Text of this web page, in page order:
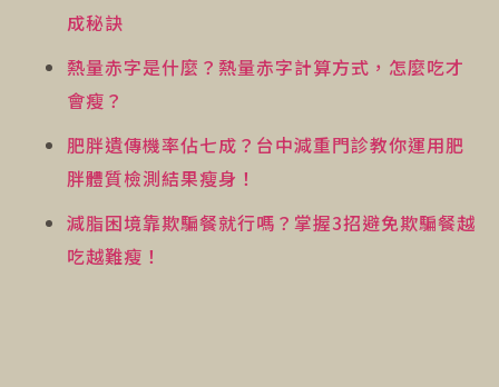
成秘訣
熱量赤字是什麼？熱量赤字計算方式，怎麼吃才
會瘦？
肥胖遺傳機率佔七成？台中減重門診教你運用肥
胖體質檢測結果瘦身！
減脂困境靠欺騙餐就行嗎？掌握3招避免欺騙餐越
吃越難瘦！